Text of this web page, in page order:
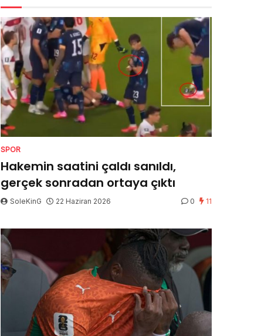
SPOR
Hakemin saatini çaldı sanıldı,
gerçek sonradan ortaya çıktı
SoleKinG 22 Haziran 2026 0 11